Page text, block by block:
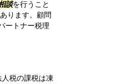
談を行うこと
ります。顧問
ートナー税理
税の課税は凍